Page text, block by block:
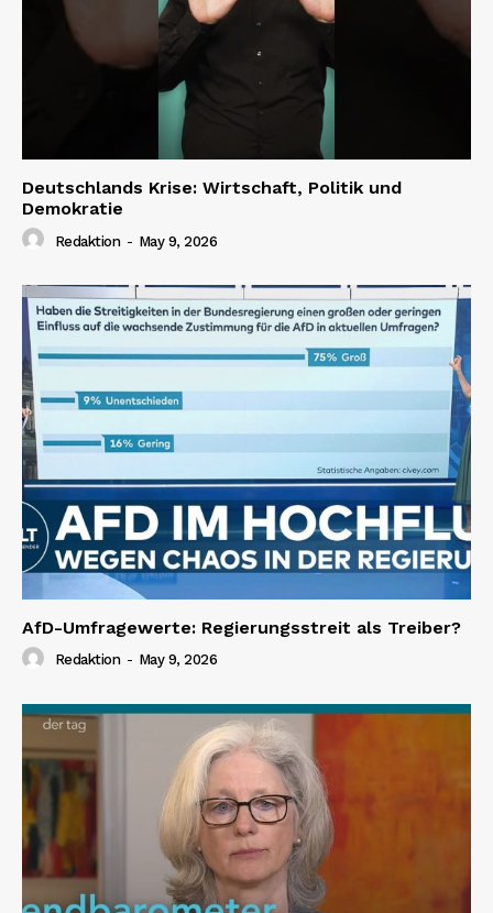
Deutschlands Krise: Wirtschaft, Politik und
Demokratie
Redaktion - May 9, 2026
AfD-Umfragewerte: Regierungsstreit als Treiber?
Redaktion - May 9, 2026